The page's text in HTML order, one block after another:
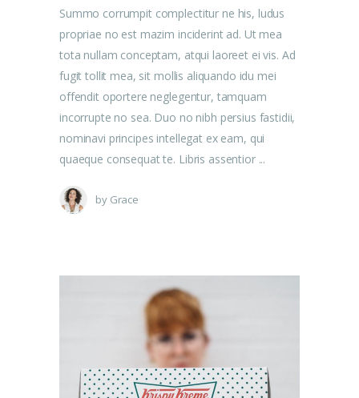
Summo corrumpit complectitur ne his, ludus
propriae no est mazim inciderint ad. Ut mea
tota nullam conceptam, atqui laoreet ei vis. Ad
fugit tollit mea, sit mollis aliquando idu mei
offendit oportere neglegentur, tamquam
incorrupte no sea. Duo no nibh persius fastidii,
nominavi principes intellegat ex eam, qui
quaeque consequat te. Libris assentior
by Grace